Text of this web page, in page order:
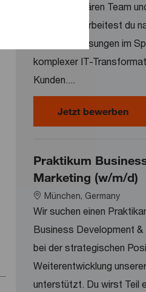
interdisziplinären Team
von PwC erarbeitest du
effiziente Lösungen im
komplexer IT-
Kunden....
Jetzt bewerben
Praktikum
Marketing (w/m/d)
Location
München, Germany
Wir suchen einen
Business Development &
bei der strategischen
Weiterentwicklung
unterstützt. Du wirst Teil